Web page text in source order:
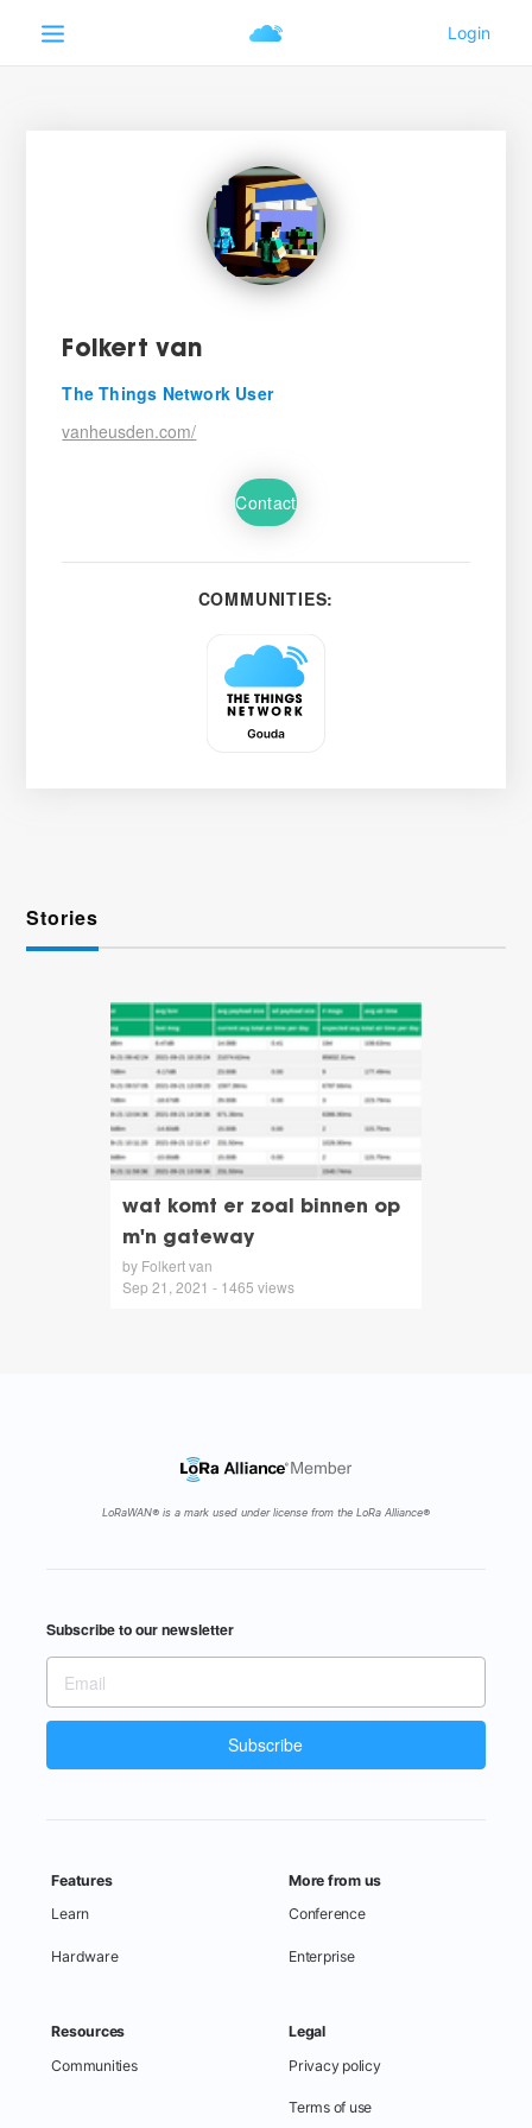
Folkert van
The Things Network User
vanheusden.com/
Contact
COMMUNITIES:
Stories
wat komt er zoal binnen op
m'n gateway
by Folkert van
Sep 21, 2021 - 1465 views